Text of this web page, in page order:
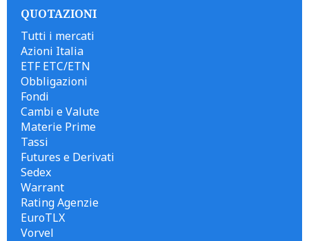
QUOTAZIONI
Tutti i mercati
Azioni Italia
ETF ETC/ETN
Obbligazioni
Fondi
Cambi e Valute
Materie Prime
Tassi
Futures e Derivati
Sedex
Warrant
Rating Agenzie
EuroTLX
Vorvel